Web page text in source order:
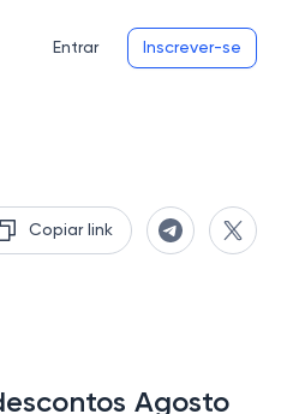
Entrar Inscrever-se
Copiar link
Agosto